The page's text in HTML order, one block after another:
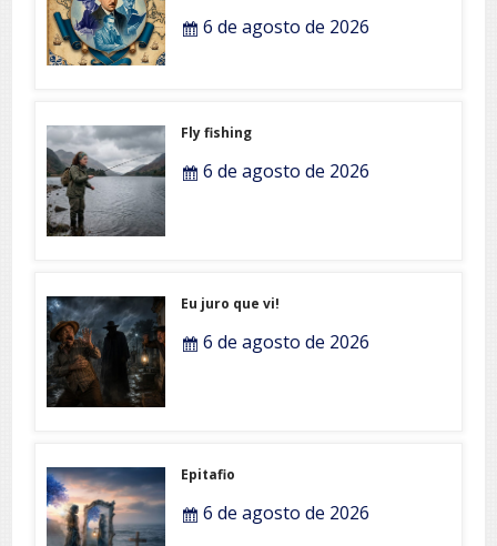
6 de agosto de 2026
Fly fishing
6 de agosto de 2026
Eu juro que vi!
6 de agosto de 2026
Epitafio
6 de agosto de 2026